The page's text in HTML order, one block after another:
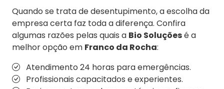
Quando se trata de desentupimento, a escolha da
empresa certa faz toda a diferença. Confira
algumas razões pelas quais a Bio Soluçõesé a
melhor opção em Franco da Rocha:
Atendimento 24 horas para emergências.
Profissionais capacitados e experientes.